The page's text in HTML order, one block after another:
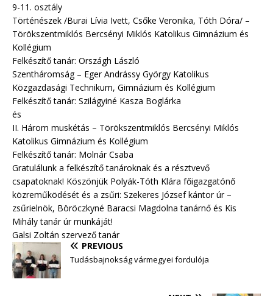
9-11. osztály
Történészek /Burai Lívia Ivett, Csőke Veronika, Tóth Dóra/ –
Törökszentmiklós Bercsényi Miklós Katolikus Gimnázium és
Kollégium
Felkészítő tanár: Országh László
Szentháromság – Eger Andrássy György Katolikus
Közgazdasági Technikum, Gimnázium és Kollégium
Felkészítő tanár: Szilágyiné Kasza Boglárka
és
II. Három muskétás – Törökszentmiklós Bercsényi Miklós
Katolikus Gimnázium és Kollégium
Felkészítő tanár: Molnár Csaba
Gratulálunk a felkészítő tanároknak és a résztvevő
csapatoknak! Köszönjük Polyák-Tóth Klára főigazgatónő
közreműködését és a zsűri: Szekeres József kántor úr –
zsűrielnök, Böröczkyné Baracsi Magdolna tanárnő és Kis
Mihály tanár úr munkáját!
Galsi Zoltán szervező tanár
PREVIOUS
Tudásbajnokság vármegyei fordulója